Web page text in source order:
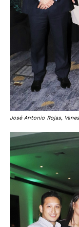
José Antonio Rojas,